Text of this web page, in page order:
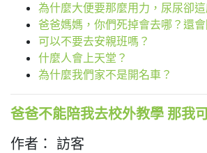
為什麼大便要那麼用力，尿尿卻這
爸爸媽媽，你們死掉會去哪？還會
可以不要去安親班嗎？
什麼人會上天堂？
為什麼我們家不是開名車？
爸爸不能陪我去校外教學 那我
作者： 訪客